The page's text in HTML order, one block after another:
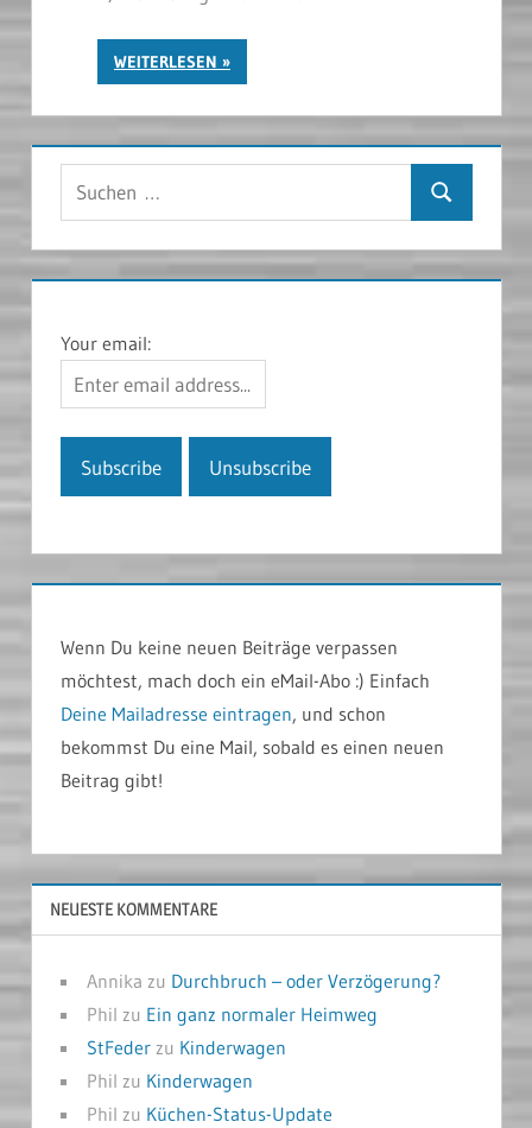
WEITERLESEN
Suchen
Your email:
Wenn Du keine neuen Beiträge verpassen
möchtest, mach doch ein eMail-Abo :) Einfach
Deine Mailadresse eintragen, und schon
bekommst Du eine Mail, sobald es einen neuen
Beitrag gibt!
NEUESTE KOMMENTARE
Annika zu Durchbruch – oder Verzögerung?
Phil zu Ein ganz normaler Heimweg
StFederzu Kinderwagen
Phil zu Kinderwagen
Phil zu Küchen-Status-Update